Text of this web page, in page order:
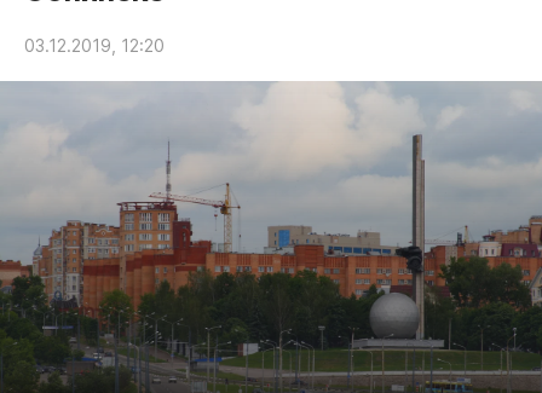
Статьи
Народные новости
Авто и транспорт
Благоустройство
Культура
Недвижимость и ЖКХ
Образование
Общество
Погода
Праздники
03.12.2019, 12:20